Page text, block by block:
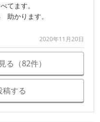
てます。
助かります。
2020年11月20日
る（82件）
稿する